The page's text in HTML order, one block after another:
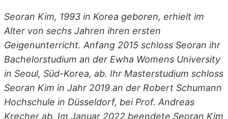
Seoran Kim, 1993 in Korea geboren, erhielt im
Alter von sechs Jahren ihren ersten
Geigenunterricht. Anfang 2015 schloss Seoran ihr
Bachelorstudium an der Ewha Womens University
in Seoul, Süd-Korea, ab. Ihr Masterstudium schloss
Seoran Kim in Jahr 2019 an der Robert Schumann
Hochschule in Düsseldorf, bei Prof. Andreas
Krecher ab. Im Januar 2022 beendete Seoran Kim